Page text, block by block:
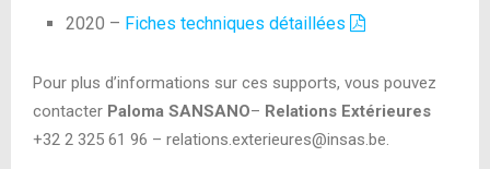
2020 – Fiches techniques détaillées
Pour plus d’informations sur ces supports, vous pouvez
contacter Paloma SANSANO– Relations Extérieures
+32 2 325 61 96 – relations.exterieures@insas.be.